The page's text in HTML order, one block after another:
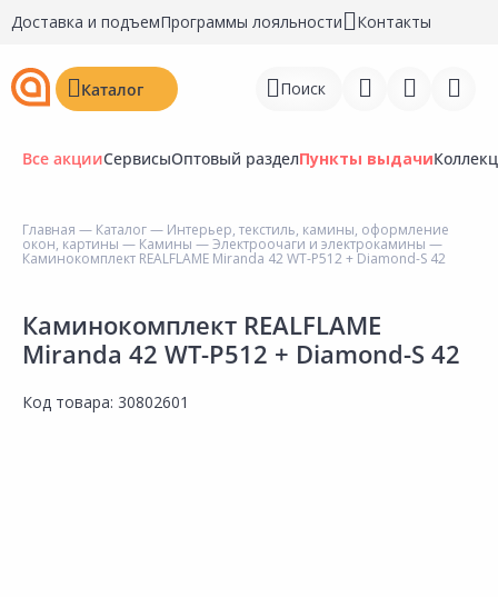
Доставка и подъемПрограммы лояльности Контакты
Каталог Поиск
Войти
Перейти к сравнению
Избранное
Все акцииСервисыОптовый разделПункты выдачи
Главная — Каталог— Интерьер, текстиль, камины, оформление
окон, картины — Камины —Электроочаги и электрокамины —
Каминокомплект REALFLAME Miranda 42 WT-P512 + Diamond-S 42
Каминокомплект REALFLAME
Miranda 42 WT-P512 + Diamond-S 42
Код товара: 30802601